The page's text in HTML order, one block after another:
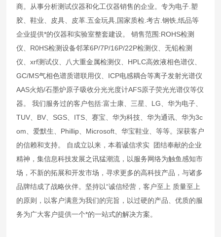
商。从事分析测试仪器和化工仪器销售的企业。专为电子.塑
胶、鞋业、皮具、皮革.五金玩具,国家质检.考古.钢铁,纸品等
企业提供*的仪器和实验室整套建设。 销售范围:ROHS检测
仪、R0HS检测设备邻苯6P/7P/16P/22P检测仪、无铅检测
仪、xrf测试仪、八大重金属检测仪、HPLC高效液相色谱仪、
GC/MS气相色谱质谱联用仪、ICP电感耦合等离子发射光谱仪
AAS火焰/石墨炉原子吸收分光光度计AFS原子荧光光谱仪等仪
器。 我们服务过的客户包括:富士康、三星、LG、华为电子、
TUV、BV、SGS、ITS、赛宝、华为科技、华为通讯、华为3c
om、爱默生、Phillip、Microsoft、华宝鞋业、等等。深获客户
的信赖和支持。 自成立以来，本着诚信求实 团结奉献的企业
精神，集信息科技发展之讯猛潮流，以服务网络为触鱼感知市
场，不新的拓展和开发市场，寻求更多的高科技产品，与诸多
品牌结成了战略伙伴。坚持以“诚信经营，客户至上 质量至上
的原则，以客户满意为我们的完旨，以过硬的产品、优质的服
务为广大客户提供一个*的一站式的解决方案。